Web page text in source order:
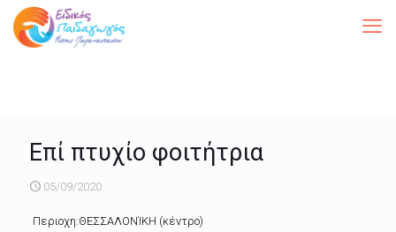
Επί πτυχίο φοιτήτρια
05/09/2020
Περιοχη:ΘΕΣΣΑΛΟΝΊΚΗ (κέντρο)